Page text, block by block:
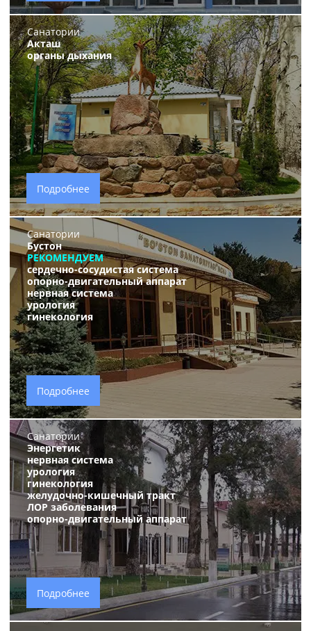
Санатории
Акташ
органы дыхания
Подробнее
Санатории
Бустон
РЕКОМЕНДУЕМ
сердечно-сосудистая система
опорно-двигательный аппарат
нервная система
урология
гинекология
Подробнее
Санатории
Энергетик
нервная система
урология
гинекология
желудочно-кишечный тракт
ЛОР заболевания
опорно-двигательный аппарат
Подробнее